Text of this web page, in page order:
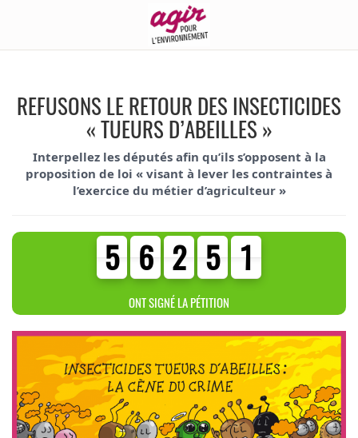
REFUSONS LE RETOUR DES INSECTICIDES
« TUEURS D’ABEILLES »
Interpellez les députés afin qu’ils s’opposent à la
proposition de loi « visant à lever les contraintes à
l’exercice du métier d’agriculteur »
5
5 6
6
6
6 2
7
2 5
8
5 1
3
1
ONT SIGNÉ LA PÉTITION